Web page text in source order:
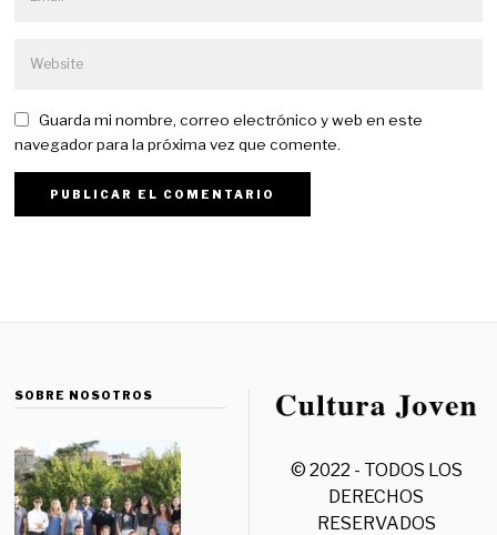
Guarda mi nombre, correo electrónico y web en este
navegador para la próxima vez que comente.
SOBRE NOSOTROS
© 2022 - TODOS LOS
DERECHOS
RESERVADOS